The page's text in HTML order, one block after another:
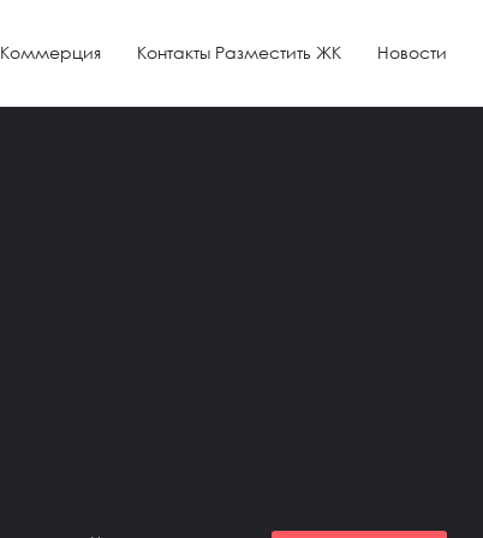
Коммерция Контакты Разместить ЖК Новости